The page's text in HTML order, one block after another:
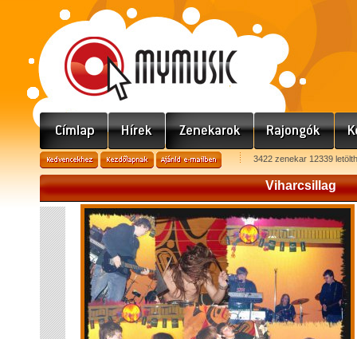
3422 zenekar 12339
Viharcsillag